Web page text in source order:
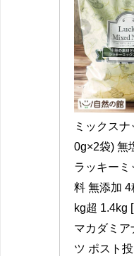
ミックス
0g×2袋) 無
ラッキーミ
料 無添加
kg超 1.4kg
マカダミア
ツ ポスト